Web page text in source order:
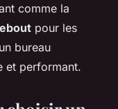
comme la
pour les
bureau
et performant.